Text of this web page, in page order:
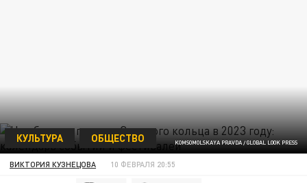
KOMSOMOLSKAYA PRAVDA / GLOBAL LOOK PRESS
КУЛЬТУРА ОБЩЕСТВО
ВИКТОРИЯ КУЗНЕЦОВА 10 ФЕВРАЛЯ 20:55